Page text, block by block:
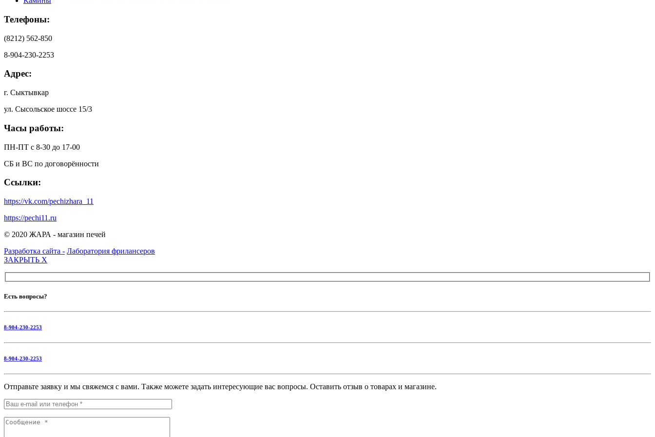
Телефоны:
(8212) 562-850
8-904-230-2253
Адрес:
г. Сыктывкар
ул. Сысольское шоссе 15/3
Часы работы:
ПН-ПТ с 8-30 до 17-00
СБ и ВС по договорённости
Ссылки:
https://vk.com/pechizhara_11
https://pechi11.ru
© 2020 ЖАРА - магазин печей
Разработка сайта - Лаборатория фрилансеров
ЗАКРЫТЬ X
Есть вопросы?
8-904-230-2253
8-904-230-2253
Отправьте заявку и мы свяжемся с вами. Также можете задать интересующие вас вопросы. Оставить отзыв о товарах и магазине.